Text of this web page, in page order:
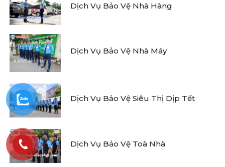
Dịch Vụ Bảo Vệ Nhà Hàng
Dịch Vụ Bảo Vệ Nhà Máy
Dịch Vụ Bảo Vệ Siêu Thị Dịp Tết
Dịch Vụ Bảo Vệ Toà Nhà